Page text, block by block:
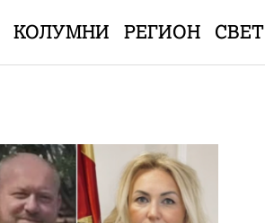
КОЛУМНИ РЕГИОН СВЕТ